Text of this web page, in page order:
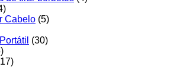
Cabelo (5)
(30)